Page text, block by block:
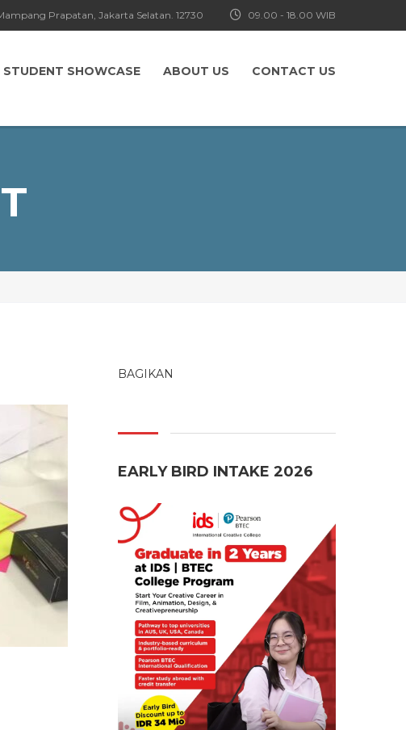
09.00 - 18.00 WIB
Prapatan, Jakarta Selatan. 12730
STUDENT SHOWCASE ABOUT US CONTACT US
BAGIKAN
EARLY BIRD INTAKE 2026